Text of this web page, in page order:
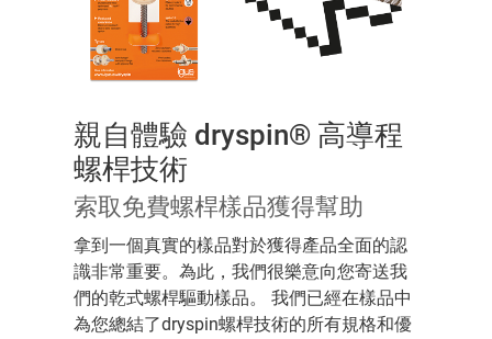
親自體驗 dryspin® 高導程
螺桿技術
索取免費螺桿樣品獲得幫助
拿到一個真實的樣品對於獲得產品全面的認
識非常重要。為此，我們很樂意向您寄送我
們的乾式螺桿驅動樣品。 我們已經在樣品中
為您總結了dryspin螺桿技術的所有規格和優